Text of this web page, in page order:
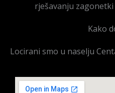
rješavanju
Kako
Locirani smo u naselju